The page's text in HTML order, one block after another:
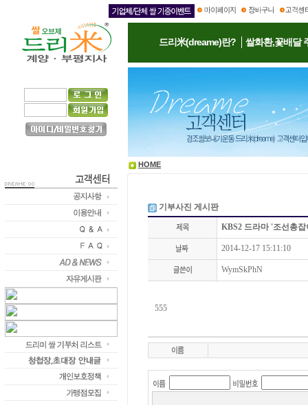
드리米(dreame)란? 쌀화환,꽃배달
HOME
기부사진 게시판
KBS2 드라마 '조선총
2014-12-17 15:11:10
WymSkPhN
555